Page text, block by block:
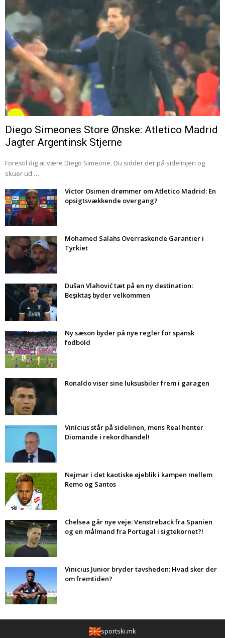
Diego Simeones Store Ønske: Atletico Madrid
Jagter Argentinsk Stjerne
Forestil dig at være Diego Simeone. Du sidder der på sidelinjen og
skuer ud …
Victor Osimen drømmer om Atletico Madrid: En
opsigtsvækkende overgang?
Mohamed Salahs Overraskende Garantier i
Tyrkiet
Dušan Vlahović tæt på en ny destination:
Beşiktaş byder velkommen
Ny sæson byder på nye regler for spansk
fodbold
Ronaldo viser sine luksusbiler frem i garagen
Vinícius står på sidelinen, mens Real henter
Diomande i rekordhandel!
Nejmar i det kaotiske øjeblik i kampen mellem
Remo og Santos
Chelsea går nye veje: Venstreback fra Spanien
og en målmand fra Portugal i sigtekornet?!
Vinicius Junior bryder tavsheden: Hvad sker der
om fremtiden?
sportski.mk